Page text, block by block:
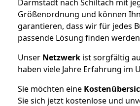
Darmstadt nach Schiltach mit
Größenordnung und können
garantieren, dass wir für jedes
passende Lösung finden
Unser Netzwerk ist sorgfältig
haben viele Jahre Erfahrung im
Sie möchten eine
Sie sich jetzt kostenlose und